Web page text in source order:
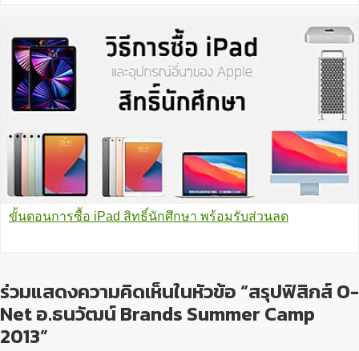
ขั้นตอนการซื้อ iPad สิทธิ์นักศึกษา พร้อมรับส่วนลด
ร่วมแสดงความคิดเห็นในหัวข้อ “สรุปฟิสิกส์ O-
Net อ.ธนวัฒน์ Brands Summer Camp
2013”